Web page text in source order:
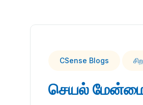
CSense Blogs
செயல்